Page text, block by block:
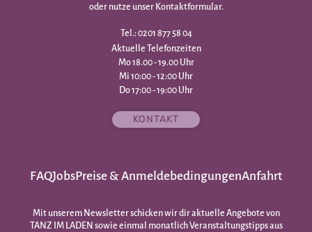
oder nutze unser Kontaktformular.
Tel.: 0201 877 58 04
Aktuelle Telefonzeiten
Mo 18.00 - 19.00 Uhr
Mi 10:00 - 12:00 Uhr
Do 17:00 - 19:00 Uhr
KONTAKT
FAQJobsPreise & AnmeldebedingungenAnfahrt
Mit unserem Newsletter schicken wir dir aktuelle Angebote von
TANZ IM LADEN sowie einmal monatlich Veranstaltungstipps aus